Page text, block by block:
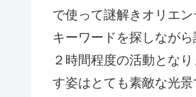
で使って謎解きオリエ
キーワードを探しなが
２時間程度の活動とな
す姿はとても素敵な光